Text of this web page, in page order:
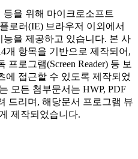
을 위해 마이크로소프트
로러(IE) 브라우저 이외에서
을 제공하고 있습니다. 본 사
개 항목을 기반으로 제작되어,
로그램(Screen Reader) 등 보
에 접근할 수 있도록 제작되었
모든 첨부문서는 HWP, PDF
드리며, 해당문서 프로그램 뷰
제작되었습니다.